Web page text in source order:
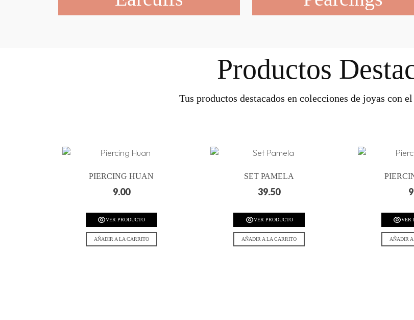
Productos
Tus productos destacados en colecciones de joyas con
PIERCING HUAN
9.00
VER PRODUCTO
AÑADIR A LA CARRITO
SET PAMELA
39.50
VER PRODUCTO
AÑADIR A LA CARRITO
VER
AÑADIR